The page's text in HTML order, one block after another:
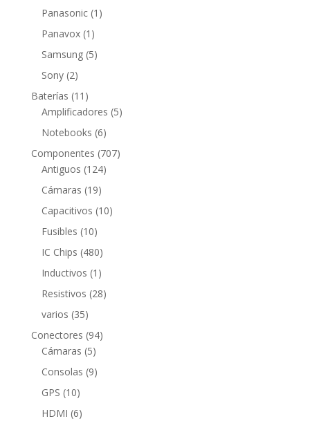
productos
Panasonic 1 1
Panavox 1 1
producto
Samsung 55
Sony 22
productos
Baterías 11 11
productos
Amplificadores 55
Notebooks 66
productos
Componentes 707707
Antiguos 124124
Cámaras 1919
productos
Capacitivos 1010
Fusibles 1010
productos
IC Chips 480480
productos
Inductivos 1 1
producto
Resistivos 2828
varios 3535
productos
Conectores 9494
Cámaras 55
productos
Consolas 99
GPS 1010
productos
HDMI 66